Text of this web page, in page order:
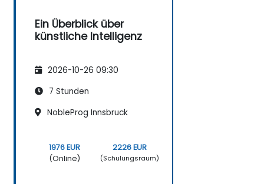
Ein Überblick über
künstliche Intelligenz
2026-10-26 09:30
7 Stunden
NobleProg Innsbruck
1976 EUR
(Online)
2226 EUR
(Schulungsraum)